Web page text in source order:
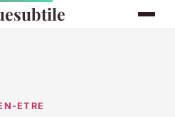
ETRE